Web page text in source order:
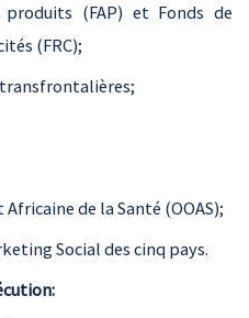
produits (FAP) et Fonds de
(FRC);
de la Santé (OOAS);
Social des cinq pays.